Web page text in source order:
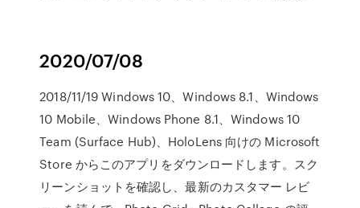
2020/07/08
2018/11/19 Windows 10、Windows 8.1、Windows
10 Mobile、Windows Phone 8.1、Windows 10
Team (Surface Hub)、HoloLens 向けの Microsoft
Store からこのアプリをダウンロードします。スク
リーンショットを確認し、最新のカスタマー レビ